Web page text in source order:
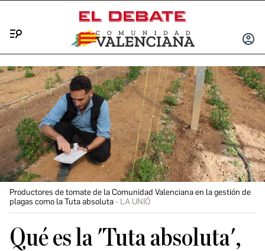
INICIAR
Productores de tomate de la Comunidad Valenciana en la gestión de
plagas como la Tuta absoluta
LA UNIÓ
Qué es la 'Tuta absoluta',